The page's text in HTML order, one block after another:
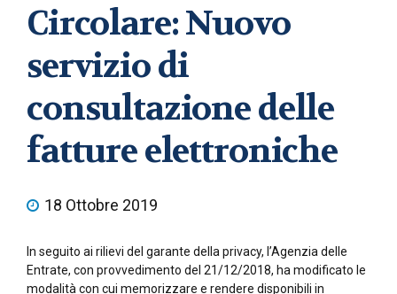
Circolare: Nuovo
servizio di
consultazione delle
fatture elettroniche
18 Ottobre 2019
In seguito ai rilievi del garante della privacy, l’Agenzia delle
Entrate, con provvedimento del 21/12/2018, ha modificato le
modalità con cui memorizzare e rendere disponibili in